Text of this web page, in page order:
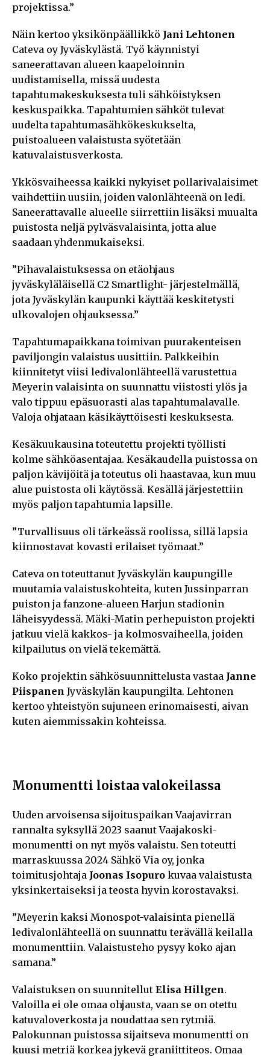
projektissa.”
Näin kertoo yksikönpäällikkö Jani Lehtonen
Cateva oy Jyväskylästä. Työ käynnistyi
saneerattavan alueen kaapeloinnin
uudistamisella, missä uudesta
tapahtumakeskuksesta tuli sähköistyksen
keskuspaikka. Tapahtumien sähköt tulevat
uudelta tapahtumasähkökeskukselta,
puistoalueen valaistusta syötetään
katuvalaistusverkosta.
Ykkösvaiheessa kaikki nykyiset pollarivalaisimet
vaihdettiin uusiin, joiden valonlähteenä on ledi.
Saneerattavalle alueelle siirrettiin lisäksi muualta
puistosta neljä pylväsvalaisinta, jotta alue
saadaan yhdenmukaiseksi.
”Pihavalaistuksessa on etäohjaus
jyväskyläläisellä C2 Smartlight- järjestelmällä,
jota Jyväskylän kaupunki käyttää keskitetysti
ulkovalojen ohjauksessa.”
Tapahtumapaikkana toimivan puurakenteisen
paviljongin valaistus uusittiin. Palkkeihin
kiinnitetyt viisi ledivalonlähteellä varustettua
Meyerin valaisinta on suunnattu viistosti ylös ja
valo tippuu epäsuorasti alas tapahtumalavalle.
Valoja ohjataan käsikäyttöisesti keskuksesta.
Kesäkuukausina toteutettu projekti työllisti
kolme sähköasentajaa. Kesäkaudella puistossa on
paljon kävijöitä ja toteutus oli haastavaa, kun muu
alue puistosta oli käytössä. Kesällä järjestettiin
myös paljon tapahtumia lapsille.
”Turvallisuus oli tärkeässä roolissa, sillä lapsia
kiinnostavat kovasti erilaiset työmaat.”
Cateva on toteuttanut Jyväskylän kaupungille
muutamia valaistuskohteita, kuten Jussinparran
puiston ja fanzone-alueen Harjun stadionin
läheisyydessä. Mäki-Matin perhepuiston projekti
jatkuu vielä kakkos- ja kolmosvaiheella, joiden
kilpailutus on vielä tekemättä.
Koko projektin sähkösuunnittelusta vastaa Janne
Piispanen Jyväskylän kaupungilta. Lehtonen
kertoo yhteistyön sujuneen erinomaisesti, aivan
kuten aiemmissakin kohteissa.
Monumentti loistaa valokeilassa
Uuden arvoisensa sijoituspaikan Vaajavirran
rannalta syksyllä 2023 saanut Vaajakoski-
monumentti on nyt myös valaistu. Sen toteutti
marraskuussa 2024 Sähkö Via oy, jonka
toimitusjohtaja Joonas Isopuro kuvaa valaistusta
yksinkertaiseksi ja teosta hyvin korostavaksi.
”Meyerin kaksi Monospot-valaisinta pienellä
ledivalonlähteellä on suunnattu terävällä keilalla
monumenttiin. Valaistusteho pysyy koko ajan
samana.”
Valaistuksen on suunnitellut Elisa Hillgen.
Valoilla ei ole omaa ohjausta, vaan se on otettu
katuvaloverkosta ja noudattaa sen rytmiä.
Palokunnan puistossa sijaitseva monumentti on
kuusi metriä korkea jykevä graniittiteos. Omaa